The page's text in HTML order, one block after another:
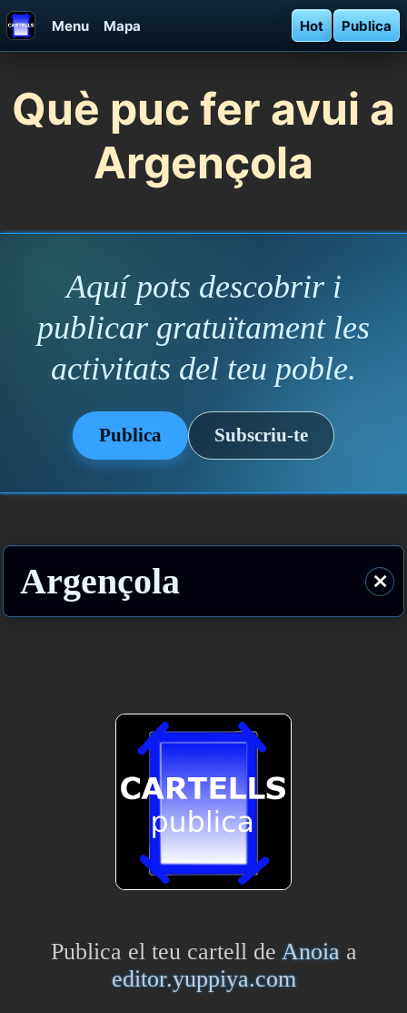
Menu Mapa Hot Publica
Què puc fer avui a
Argençola
Aquí pots descobrir i
publicar gratuïtament les
activitats del teu poble.
Publica Subscriu-te
Argençola ⨯
Publica el teu cartell de Anoiaa
editor.yuppiya.com